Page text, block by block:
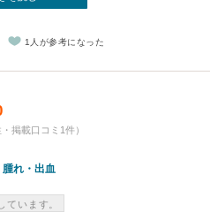
1人が参考になった
掲載口コミ1件）
れ・出血
ています。